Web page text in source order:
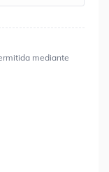
mediante